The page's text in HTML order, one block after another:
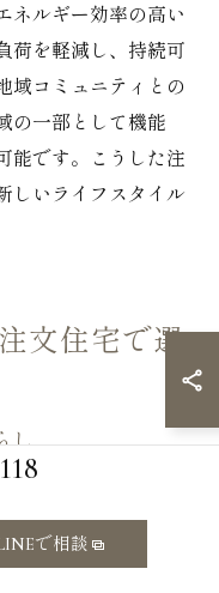
ネルギー効率の高い
荷を軽減し、持続可
域コミュニティとの
の一部として機能
能です。こうした注
しいライフスタイル
文住宅で選
し
して、地域の自然環
れます。例えば、栃
で相談